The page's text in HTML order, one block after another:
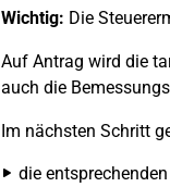
Wichtig: Die
Auf Antrag wird die
auch die
Im nächsten Schritt
die